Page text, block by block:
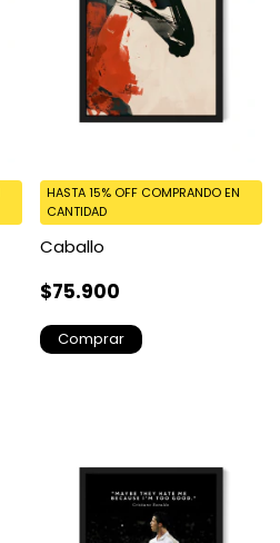
Caballo
$75.900
HASTA 15% OFF COMPRANDO EN
CANTIDAD
Comprar